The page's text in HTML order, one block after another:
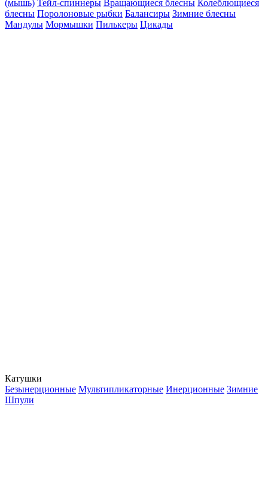
(мышь) Тейл-спиннеры Вращающиеся блесны Колеблющиеся
блесны Поролоновые рыбки Балансиры Зимние блесны
Мандулы Мормышки Пилькеры Цикады
Катушки
Безынерционные Мультипликаторные Инерционные Зимние
Шпули